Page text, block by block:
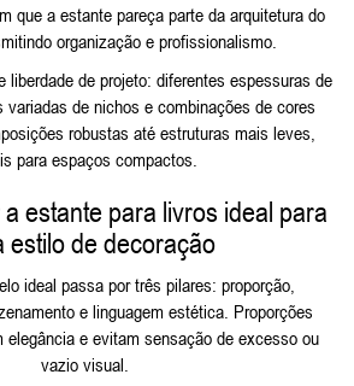
que a estante pareça parte da arquitetura do
organização e profissionalismo.
liberdade de projeto: diferentes espessuras de
variadas de nichos e combinações de cores
robustas até estruturas mais leves,
para espaços compactos.
estante para livros ideal para
estilo de decoração
ideal passa por três pilares: proporção,
e linguagem estética. Proporções
elegância e evitam sensação de excesso ou
vazio visual.